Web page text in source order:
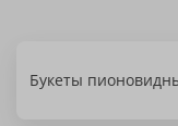
Букеты